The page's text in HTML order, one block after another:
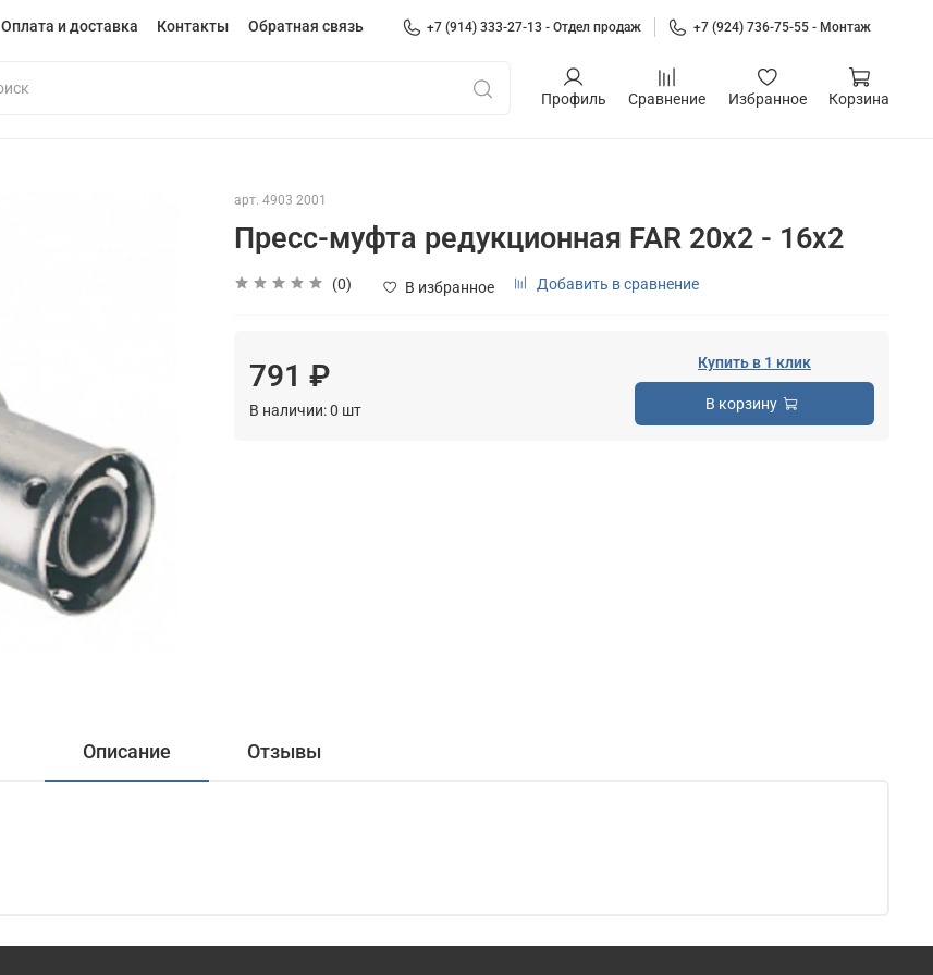
Оплата и доставка Контакты Обратная связь +7 (914) 333-27-13 - Отдел продаж +7 (924) 736-75-55 - Монтаж
Профиль Сравнение Избранное Корзина
арт. 4903 2001
Пресс-муфта редукционная FAR 20x2 - 16х2
(0) В избранное Добавить в сравнение
791 ₽
В наличии:0 шт
Купить в 1 клик
В корзину
Описание Отзывы